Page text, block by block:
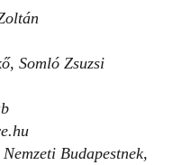
Somló Zsuzsi
Budapestnek,